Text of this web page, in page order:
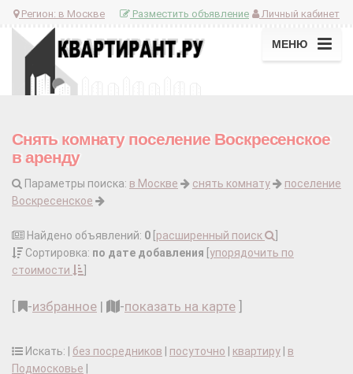
Регион: в Москве Личный кабинет
Разместить объявление
МЕНЮ
Снять комнату поселение Воскресенское
в аренду
Параметры поиска: в Москве снять комнату
поселение
Воскресенское
Найдено объявлений: 0 расширенный поиск
Сортировка: по дате добавления упорядочить по
стоимости
-избранное | -показать на карте
Искать: | без посредников посуточно квартиру
в
Подмосковье